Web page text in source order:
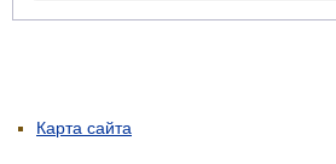
Карта сайта